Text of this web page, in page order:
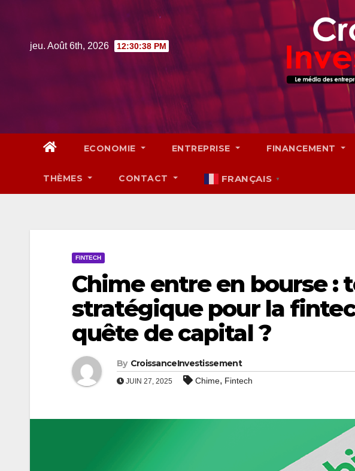
jeu. Août 6th, 2026 12:30:39 PM
ECONOMIE ENTREPRISE FINANCEMENT
THÈMES CONTACT FRANÇAIS ▼
FINTECH
Chime entre en bourse :
stratégique pour la
quête de capital ?
By CroissanceInvestissement
JUIN 27, 2025 Chime, Fintech